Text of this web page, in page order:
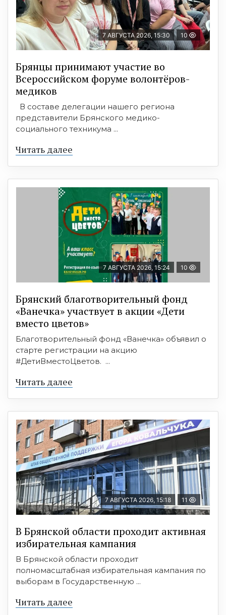
7 АВГУСТА 2026, 15:30 10
Брянцы принимают участие во
Всероссийском форуме волонтёров-
медиков
В составе делегации нашего региона
представители Брянского медико-
социального техникума ...
Читать далее
7 АВГУСТА 2026, 15:24 10
Брянский благотворительный фонд
«Ванечка» участвует в акции «Дети
вместо цветов»
Благотворительный фонд «Ванечка» объявил о
старте регистрации на акцию
#ДетиВместоЦветов. ...
Читать далее
7 АВГУСТА 2026, 15:18 11
В Брянской области проходит активная
избирательная кампания
В Брянской области проходит
полномасштабная избирательная кампания по
выборам в Государственную ...
Читать далее